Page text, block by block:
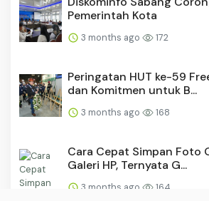
Pemerintah Kota
3 months ago 172
Peringatan HUT ke-59
dan Komitmen untuk B...
3 months ago 168
Cara Cepat Simpan Foto
Galeri HP, Ternyata G...
3 months ago 164